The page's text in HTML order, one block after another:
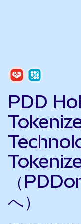
PDD
（
へ）